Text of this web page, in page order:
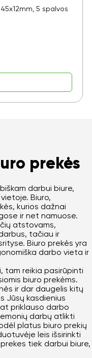
5 spalvos
prekės
darbui biure,
Biuro,
kurios dažnai
ir net namuose.
atstovams,
tačiau ir
Biuro prekės yra
darbo vieta ir
tam reikia pasirūpinti
biuro prekėms.
ir dar daugelis kitų
Jūsų kasdienius
priklauso darbo
darbų atlikti
platus biuro prekių
leis išsirinkti
tiek darbui biure,